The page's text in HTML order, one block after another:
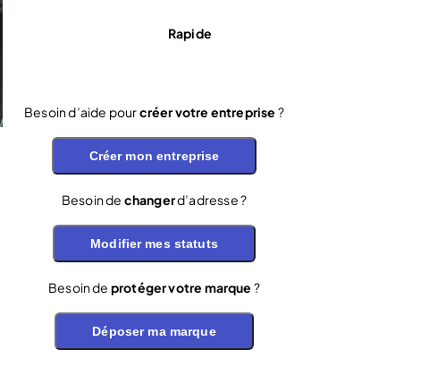
Rapide
Besoin d’aide pourcréer votre entreprise ?
Créer mon entreprise
Besoin de changerd’adresse ?
Modifier mes statuts
Besoin de protéger votre marque ?
Déposer ma marque